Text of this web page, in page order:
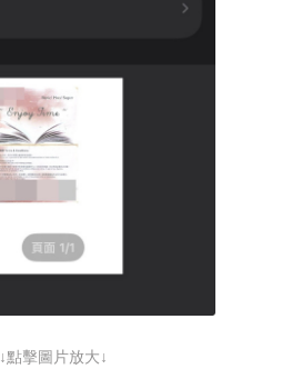
↓點擊圖片放大↓